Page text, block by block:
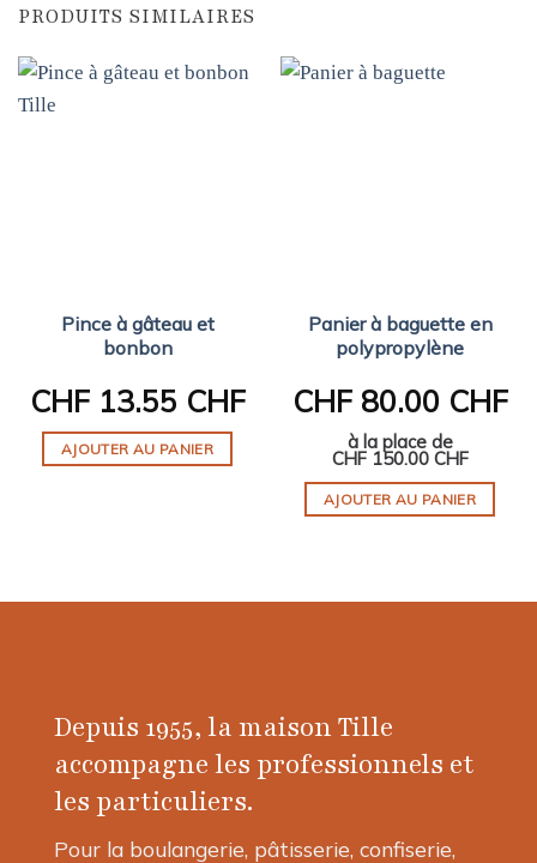
PRODUITS SIMILAIRES
Pince à gâteau et
bonbon
CHF13.55 CHF
AJOUTER AU PANIER
Panier à baguette en
polypropylène
CHF80.00 CHF
à la place de
CHF150.00 CHF
AJOUTER AU PANIER
Depuis 1955, la maison Tille
accompagne les professionnels et
les particuliers.
Pour la boulangerie, pâtisserie, confiserie,